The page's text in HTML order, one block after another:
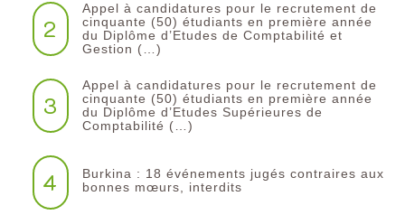
2
Appel à candidatures pour le recrutement de
cinquante (50) étudiants en première année
du Diplôme d’Etudes de Comptabilité et
Gestion (…)
3
Appel à candidatures pour le recrutement de
cinquante (50) étudiants en première année
du Diplôme d’Etudes Supérieures de
Comptabilité (…)
4
Burkina : 18 événements jugés contraires aux
bonnes mœurs, interdits